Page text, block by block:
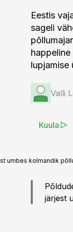
Eestis
sageli
lupjamise
Valli
Kuula
umbes kolmandik
järjest